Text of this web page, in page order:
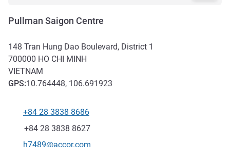
Pullman Saigon Centre
148 Tran Hung Dao Boulevard, District 1
700000 HO CHI MINH
VIETNAM
GPS:10.764448, 106.691923
Teléfono
+84 28 3838 8686
Fax
+84 28 3838 8627
Correo electrónico de contacto
h7489@accor.com